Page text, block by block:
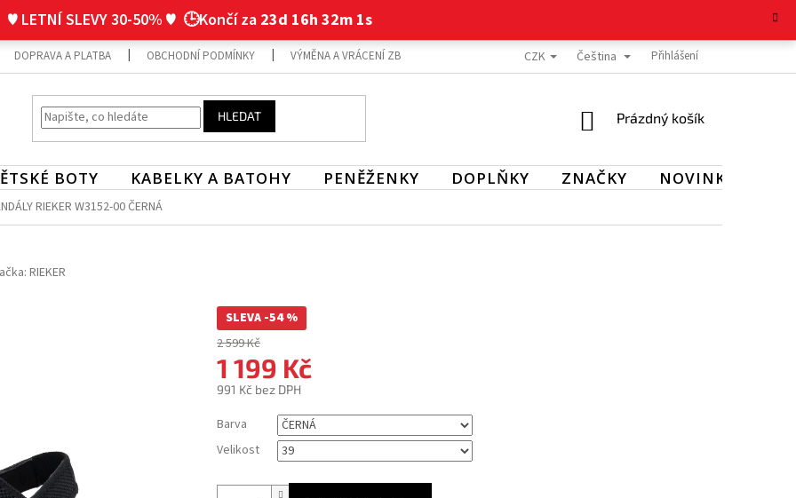
♥ LETNÍ SLEVY 30-50% ♥ 🕒Končí za 23d 16h 32m 1s
DOPRAVA A PLATBA OBCHODNÍ PODMÍNKY VÝMĚNA A VRÁCENÍ ZBOŽÍ REKLAMAČNÍ ŘÁD OCHRANA OSOBNÍCH ÚDAJŮ
CZK Čeština Přihlášení
HLEDAT
NÁKUPNÍ
Prázdný košík
BOTY KABELKY A BATOHY PENĚŽENKY DOPLŇKY ZNAČKY NOVINKY
RIEKER W3152-00 ČERNÁ
RIEKER
SLEVA -54 %
2 599 Kč
1 199 Kč
991 Kč bez DPH
cena:
Barva
Velikost